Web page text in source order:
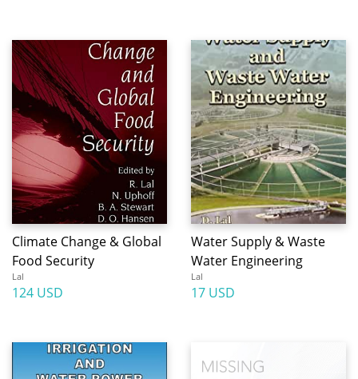
Climate Change & Global
Food Security
Lal
124 USD
Water Supply & Waste
Water Engineering
Lal
17 USD